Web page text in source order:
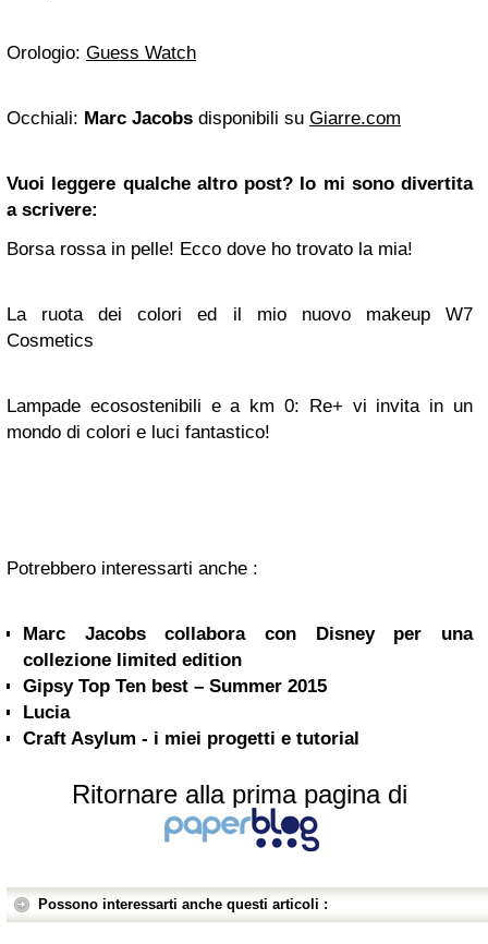
Orologio: Guess Watch
Occhiali: Marc Jacobs disponibili su Giarre.com
Vuoi leggere qualche altro post? Io mi sono divertita
a scrivere:
Borsa rossa in pelle! Ecco dove ho trovato la mia!
La ruota dei colori ed il mio nuovo makeup W7
Cosmetics
Lampade ecosostenibili e a km 0: Re+ vi invita in un
mondo di colori e luci fantastico!
Potrebbero interessarti anche :
Marc Jacobs collabora con Disney per una
collezione limited edition
Gipsy Top Ten best – Summer 2015
Lucia
Craft Asylum - i miei progetti e tutorial
Ritornare alla prima pagina di
Possono interessarti anche questi articoli :